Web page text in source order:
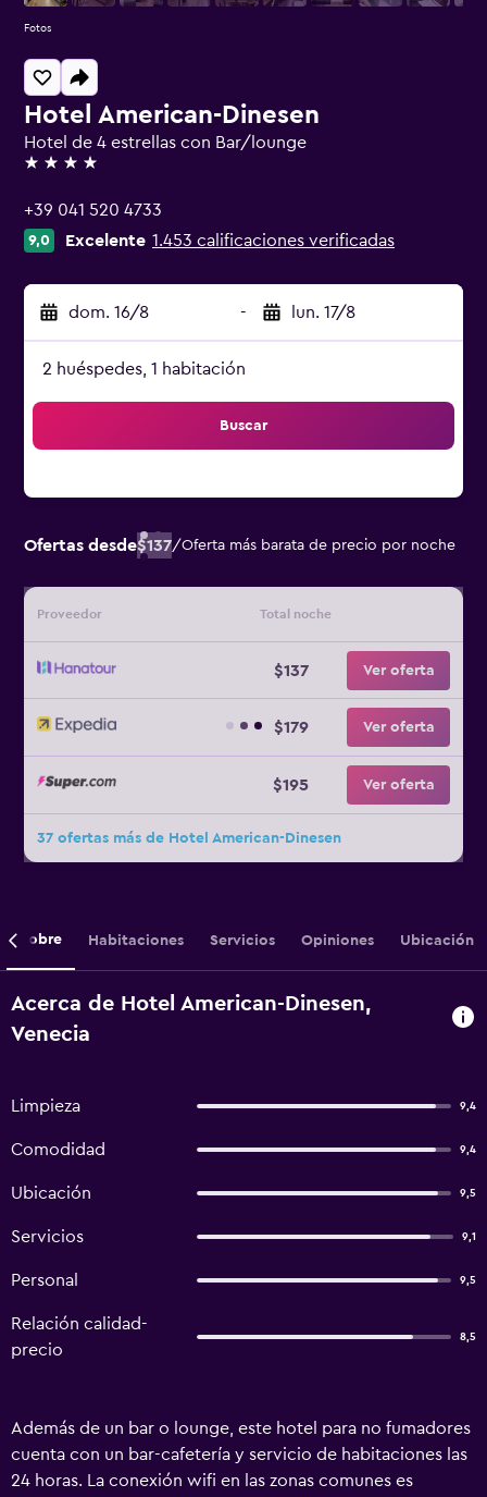
Hotel American-Dinesen
Hotel de 4 estrellas con Bar/lounge
4 estrellas
+39 041 520 4733
9,0 Excelente 1.453 calificaciones verificadas
dom. 16/8 - lun. 17/8
2 huéspedes, 1 habitación
Buscar
Ofertas desde$137/Oferta más barata de precio por noche
Proveedor Total noche
$137 Ver oferta
$179 Ver oferta
$195 Ver oferta
37 ofertas más de Hotel American-Dinesen
Fotos
Sobre Habitaciones Servicios Opiniones Ubicación
Acerca de Hotel American-Dinesen,
Venecia
Limpieza 9,4
Comodidad 9,4
Ubicación 9,5
Servicios 9,1
Personal 9,5
Relación calidad-
precio
8,5
Además de un bar o lounge, este hotel para no fumadores
cuenta con un bar-cafetería y servicio de habitaciones las
24 horas. La conexión wifi en las zonas comunes es